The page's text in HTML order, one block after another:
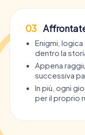
03
Enigmi,
dentro la
Appena
successiva
In più, ogni
per il proprio